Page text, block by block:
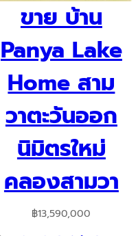
ขาย บ้าน
Panya Lake
Home สาม
วาตะวันออก
นิมิตรใหม่
คลองสามวา
฿13,590,000